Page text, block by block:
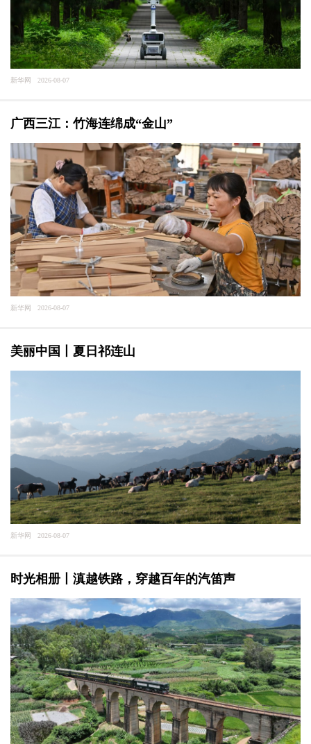
新华网 2026-08-07
广西三江：竹海连绵成“金山”
新华网 2026-08-07
美丽中国丨夏日祁连山
新华网 2026-08-07
时光相册丨滇越铁路，穿越百年的汽笛声